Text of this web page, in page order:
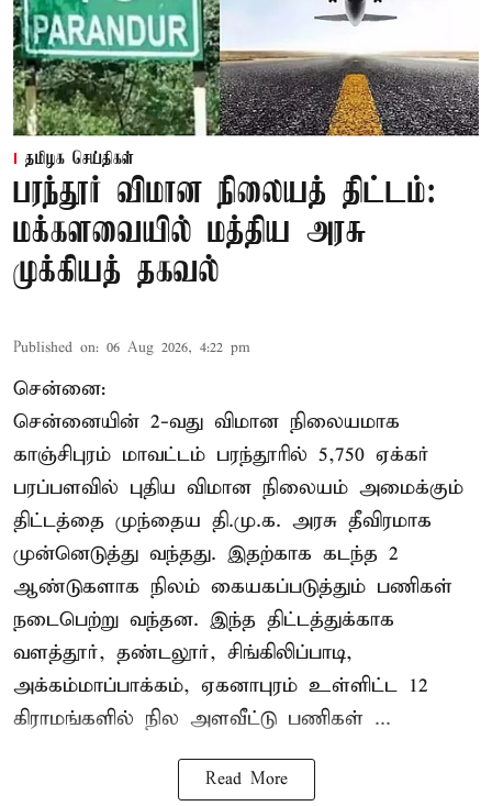
தமிழக செய்திகள்
பரந்தூர் விமான நிலையத் திட்டம்:
மக்களவையில் மத்திய அரசு
முக்கியத் தகவல்
Published on: 06 Aug 2026, 4:22 pm
சென்னை:
சென்னையின் 2-வது விமான நிலையமாக
காஞ்சிபுரம் மாவட்டம் பரந்தூரில் 5,750 ஏக்கர்
பரப்பளவில் புதிய விமான நிலையம் அமைக்கும்
திட்டத்தை முந்தைய தி.மு.க. அரசு தீவிரமாக
முன்னெடுத்து வந்தது. இதற்காக கடந்த 2
ஆண்டுகளாக நிலம் கையகப்படுத்தும் பணிகள்
நடைபெற்று வந்தன. இந்த திட்டத்துக்காக
வளத்தூர், தண்டலூர், சிங்கிலிப்பாடி,
அக்கம்மாப்பாக்கம், ஏகனாபுரம் உள்ளிட்ட 12
கிராமங்களில் நில அளவீட்டு பணிகள் ...
Read More